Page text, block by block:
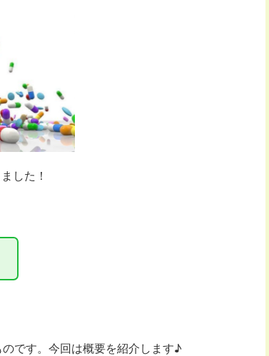
した！
です。今回は概要を紹介します♪